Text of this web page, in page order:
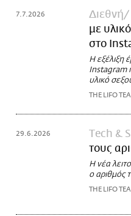
7.7.2026 Διεθνή
με
στο
Η εξέλιξη
Instagram
υλικό
THE LIFO
29.6.2026 Τech &
τους
Η νέα
ο αριθμός
THE LIFO